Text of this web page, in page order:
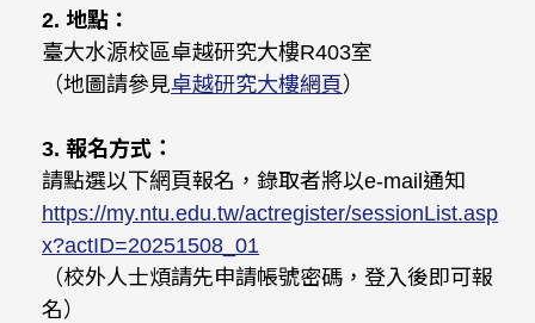
2. 地點：
臺大水源校區卓越研究大樓R403室
（地圖請參見卓越研究大樓網頁 ）
3. 報名方式：
請點選以下網頁報名，錄取者將以e-mail通知
https://my.ntu.edu.tw/actregister/sessionList.asp
x?actID=20251508_01
（校外人士煩請先申請帳號密碼，登入後即可報
名）